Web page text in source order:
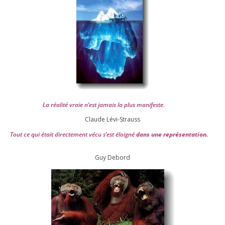
La réa­lité vraie n’est jamais la plus mani­feste.
Claude Lévi-Strauss
Tout ce qui était direc­te­ment vécu s’est éloi­gnédans une repré­sen­ta­tion.
Guy Debord